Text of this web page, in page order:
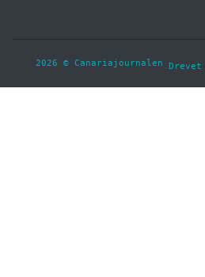
2026 © Canariajournalen